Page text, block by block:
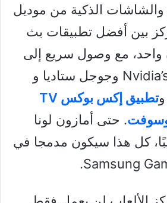
والشاشات الذكية من موديل
بين أفضل تطبيقات بث
واحد، مع وصول سريع إلى
Nvidia’s GeForce Now وجوجل ستاديا و
تطبيق إكس بوكس TV
. حتى أمازون لونا
كل هذا سيكون مدمجا في
Samsung